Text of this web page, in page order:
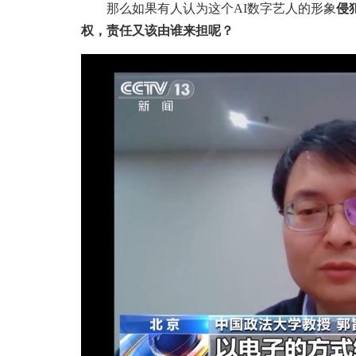
那么如果有人认为这个AI数字艺人的形象侵
权，责任又该由谁来担呢？